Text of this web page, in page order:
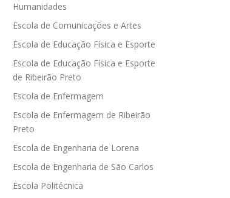
Humanidades
Escola de Comunicações e Artes
Escola de Educação Física e Esporte
Escola de Educação Física e Esporte
de Ribeirão Preto
Escola de Enfermagem
Escola de Enfermagem de Ribeirão
Preto
Escola de Engenharia de Lorena
Escola de Engenharia de São Carlos
Escola Politécnica